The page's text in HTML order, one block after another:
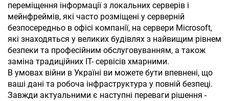
переміщення інформації з локальних серверів і
мейнфреймів, які часто розміщені у серверній
безпосередньо в офісі компанії, на сервери Microsoft,
які знаходяться у великих будівлях з найвищим рівнем
безпеки та професійним обслуговуванням, а також
заміна традиційних ІТ- сервісів хмарними.
В умовах війни в Україні ви можете бути впевнені, що
ваші дані та робоча інфраструктура у повній безпеці.
Завжди актуальними є наступні переваги рішення -